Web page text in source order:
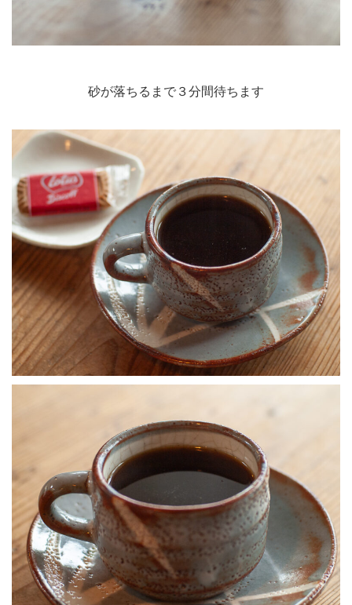
砂が落ちるまで３分間待ちます